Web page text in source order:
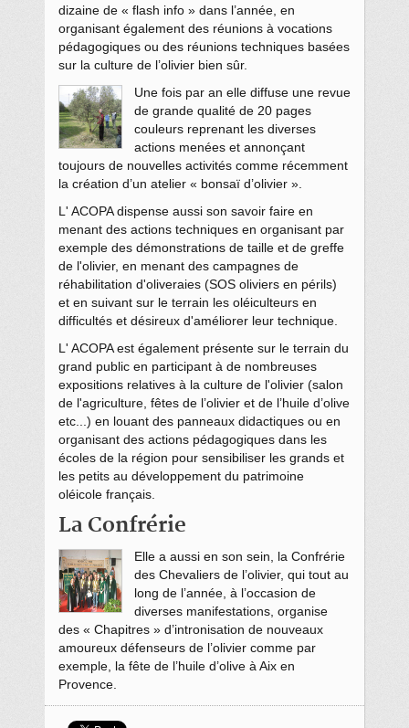
dizaine de « flash info » dans l’année, en
organisant également des réunions à vocations
pédagogiques ou des réunions techniques basées
sur la culture de l’olivier bien sûr.
Une fois par an elle diffuse une revue
de grande qualité de 20 pages
couleurs reprenant les diverses
actions menées et annonçant
toujours de nouvelles activités comme récemment
la création d’un atelier « bonsaï d’olivier ».
L' ACOPA dispense aussi son savoir faire en
menant des actions techniques en organisant par
exemple des démonstrations de taille et de greffe
de l'olivier, en menant des campagnes de
réhabilitation d'oliveraies (SOS oliviers en périls)
et en suivant sur le terrain les oléiculteurs en
difficultés et désireux d'améliorer leur technique.
L' ACOPA est également présente sur le terrain du
grand public en participant à de nombreuses
expositions relatives à la culture de l'olivier (salon
de l'agriculture, fêtes de l’olivier et de l’huile d’olive
etc...) en louant des panneaux didactiques ou en
organisant des actions pédagogiques dans les
écoles de la région pour sensibiliser les grands et
les petits au développement du patrimoine
oléicole français.
La Confrérie
Elle a aussi en son sein, la Confrérie
des Chevaliers de l’olivier, qui tout au
long de l’année, à l’occasion de
diverses manifestations, organise
des « Chapitres » d’intronisation de nouveaux
amoureux défenseurs de l’olivier comme par
exemple, la fête de l’huile d’olive à Aix en
Provence.